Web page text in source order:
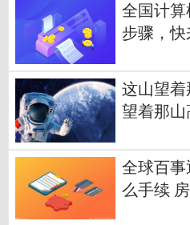
全国计算
步骤，
这山望着
望着那山
全球百
么手续